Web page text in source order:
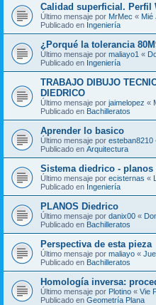
Calidad superficial. Perfil
Último mensaje por MrMec « Mié
Publicado en Ingeniería
¿Porqué la tolerancia
Último mensaje por maliayo1 «
Publicado en Ingeniería
TRABAJO DIBUJO
DIEDRICO
Último mensaje por jaimelopez «
Publicado en Bachilleratos
Aprender lo basico
Último mensaje por esteban8210
Publicado en Arquitectura
Sistema diedrico -
Último mensaje por ecisternas «
Publicado en Ingeniería
PLANOS Diedrico
Último mensaje por danix00 «
Publicado en Bachilleratos
Perspectiva de esta pieza
Último mensaje por maliayo «
Publicado en Bachilleratos
Homología inversa:
Último mensaje por Plotino « Vie
Publicado en Geometría Plana